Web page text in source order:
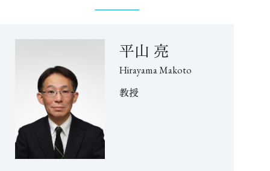
平山 亮
Hirayama Makoto
教授